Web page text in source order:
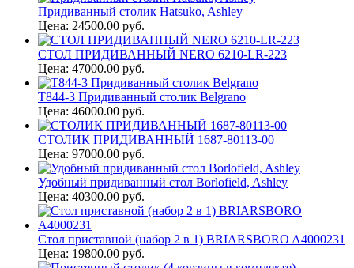
Придиванный столик Hatsuko, Ashley
Цена: 24500.00 руб.
СТОЛ ПРИДИВАННЫЙ NERO 6210-LR-223
Цена: 47000.00 руб.
T844-3 Придиванный столик Belgrano
Цена: 46000.00 руб.
СТОЛИК ПРИДИВАННЫЙ 1687-80113-00
Цена: 97000.00 руб.
Удобный придиванный стол Borlofield, Ashley
Цена: 40300.00 руб.
Стол приставной (набор 2 в 1) BRIARSBORO A4000231
Цена: 19800.00 руб.